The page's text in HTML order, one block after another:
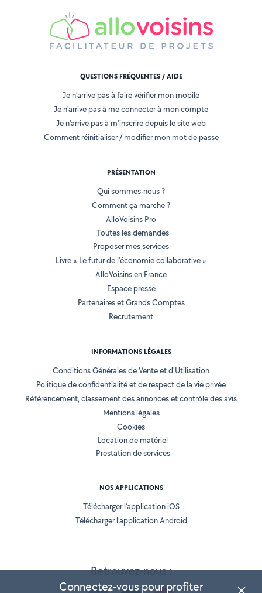
Retrouvez-nous :
QUESTIONS FRÉQUENTES / AIDE
Je n'arrive pas à faire vérifier mon mobile
Je n'arrive pas à me connecter à mon compte
Je n'arrive pas à m'inscrire depuis le site web
Comment réinitialiser / modifier mon mot de passe
PRÉSENTATION
Qui sommes-nous ?
Comment ça marche ?
AlloVoisins Pro
Toutes les demandes
Proposer mes services
Livre « Le futur de l'économie collaborative »
AlloVoisins en France
Espace presse
Partenaires et Grands Comptes
Recrutement
INFORMATIONS LÉGALES
Conditions Générales de Vente et d'Utilisation
Politique de confidentialité et de respect de la vie privée
Référencement, classement des annonces et contrôle des avis
Mentions légales
Cookies
Location de matériel
Prestation de services
NOS APPLICATIONS
Télécharger l’application iOS
Télécharger l’application Android
Connectez-vous pour profiter